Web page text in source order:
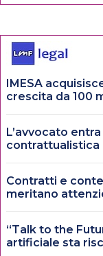
IMESA
crescita da 100
L’avvocato
contrattualistica
Contratti e
meritano
“Talk to the
artificiale sta